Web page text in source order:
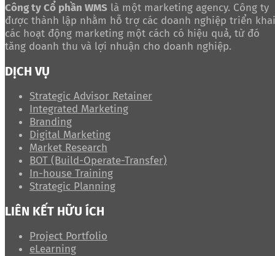
Công ty Cổ phần WMS là một marketing agency. Công ty
được thành lập nhằm hỗ trợ các doanh nghiệp triển khai
các hoạt động marketing một cách có hiệu quả, từ đó
tăng doanh thu và lợi nhuận cho doanh nghiệp.
DỊCH VỤ
Strategic Advisor Retainer
Integrated Marketing
Branding
Digital Marketing
Market Research
BOT (Build-Operate-Transfer)
In-house Training
Strategic Planning
LIÊN KẾT HỮU ÍCH
Project Portfolio
eLearning